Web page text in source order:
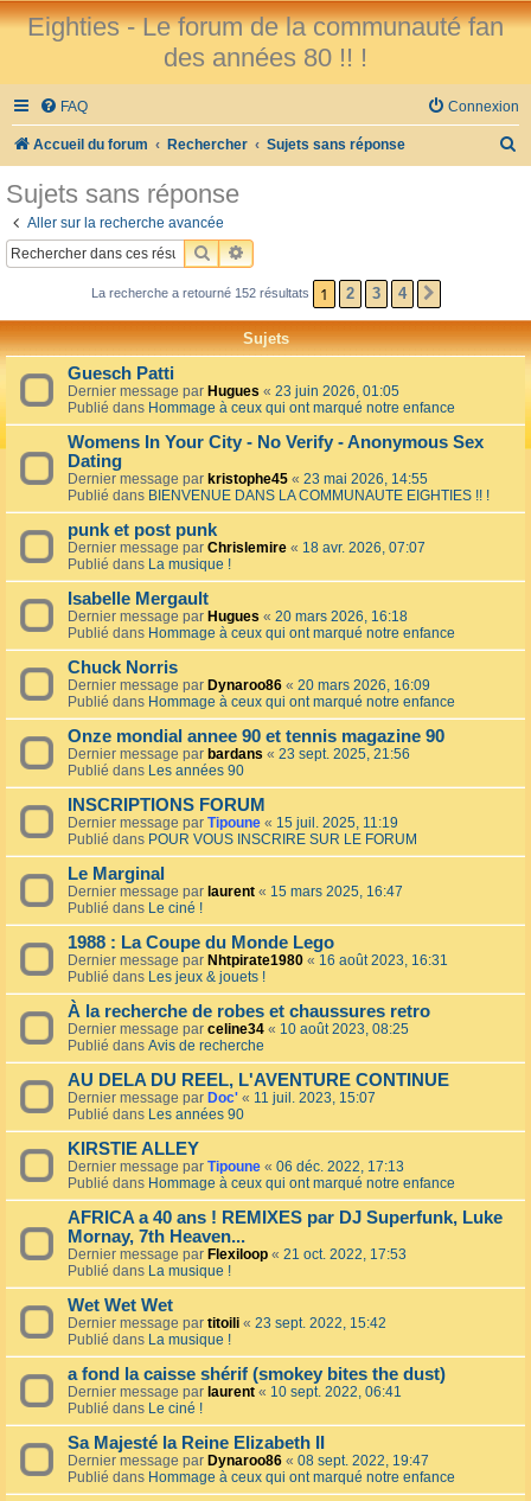
Eighties - Le forum de la communauté fan
des années 80 !! !
FAQ Connexion
Accueil du forum Rechercher Sujets sans réponse
h
r
Sujets sans réponse
Aller sur la recherche avancée
RECHERCHER
RECHERCHE AVANCÉE
La recherche a retourné 152 résultats 1 2 3 4
Sujets
Guesch Patti
Dernier message par Hugues « 23 juin 2026, 01:05
Publié dans Hommage à ceux qui ont marqué notre enfance
Womens In Your City - No Verify - Anonymous Sex
Dating
Dernier message par kristophe45 « 23 mai 2026, 14:55
Publié dans BIENVENUE DANS LA COMMUNAUTE EIGHTIES !! !
punk et post punk
Dernier message par Chrislemire « 18 avr. 2026, 07:07
Publié dans La musique !
Isabelle Mergault
Dernier message par Hugues « 20 mars 2026, 16:18
Publié dans Hommage à ceux qui ont marqué notre enfance
Chuck Norris
Dernier message par Dynaroo86 « 20 mars 2026, 16:09
Publié dans Hommage à ceux qui ont marqué notre enfance
Onze mondial annee 90 et tennis magazine 90
Dernier message par bardans « 23 sept. 2025, 21:56
Publié dans Les années 90
INSCRIPTIONS FORUM
Dernier message par Tipoune « 15 juil. 2025, 11:19
Publié dans POUR VOUS INSCRIRE SUR LE FORUM
Le Marginal
Dernier message par laurent « 15 mars 2025, 16:47
Publié dans Le ciné !
1988 : La Coupe du Monde Lego
Dernier message par Nhtpirate1980 « 16 août 2023, 16:31
Publié dans Les jeux & jouets !
À la recherche de robes et chaussures retro
Dernier message par celine34 « 10 août 2023, 08:25
Publié dans Avis de recherche
AU DELA DU REEL, L'AVENTURE CONTINUE
Dernier message par Doc' « 11 juil. 2023, 15:07
Publié dans Les années 90
KIRSTIE ALLEY
Dernier message par Tipoune « 06 déc. 2022, 17:13
Publié dans Hommage à ceux qui ont marqué notre enfance
AFRICA a 40 ans ! REMIXES par DJ Superfunk, Luke
Mornay, 7th Heaven...
Dernier message par Flexiloop « 21 oct. 2022, 17:53
Publié dans La musique !
Wet Wet Wet
Dernier message par titoili « 23 sept. 2022, 15:42
Publié dans La musique !
a fond la caisse shérif (smokey bites the dust)
Dernier message par laurent « 10 sept. 2022, 06:41
Publié dans Le ciné !
Sa Majesté la Reine Elizabeth II
Dernier message par Dynaroo86 « 08 sept. 2022, 19:47
Publié dans Hommage à ceux qui ont marqué notre enfance